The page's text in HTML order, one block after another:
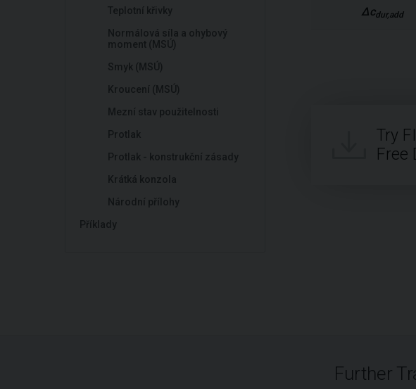
Teplotní křivky
Normálová síla a ohybový
moment (MSÚ)
Smyk (MSÚ)
Kroucení (MSÚ)
Mezní stav použitelnosti
Protlak
Protlak - konstrukční zásady
Krátká konzola
Národní přílohy
Příklady
Δcdur,add
Try
Free
Further